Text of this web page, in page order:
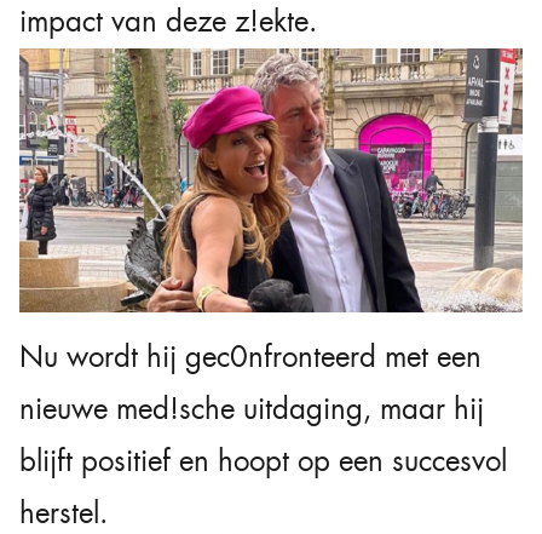
impact van deze z!ekte.
Nu wordt hij gec0nfronteerd met een
nieuwe med!sche uitdaging, maar hij
blijft positief en hoopt op een succesvol
herstel.